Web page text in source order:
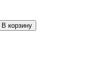
В корзину